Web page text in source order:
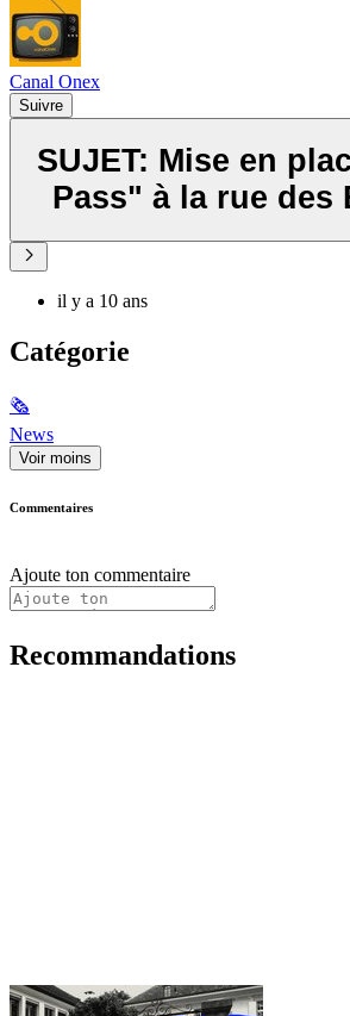
Canal Onex
Suivre
SUJET: Mise en
Pass" à la rue des
il y a 10 ans
Catégorie
🗞
News
Voir moins
Commentaires
Ajoute ton commentaire
Recommandations